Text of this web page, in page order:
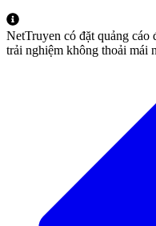
NetTruyen có đặt quảng
trải nghiệm không thoải mái